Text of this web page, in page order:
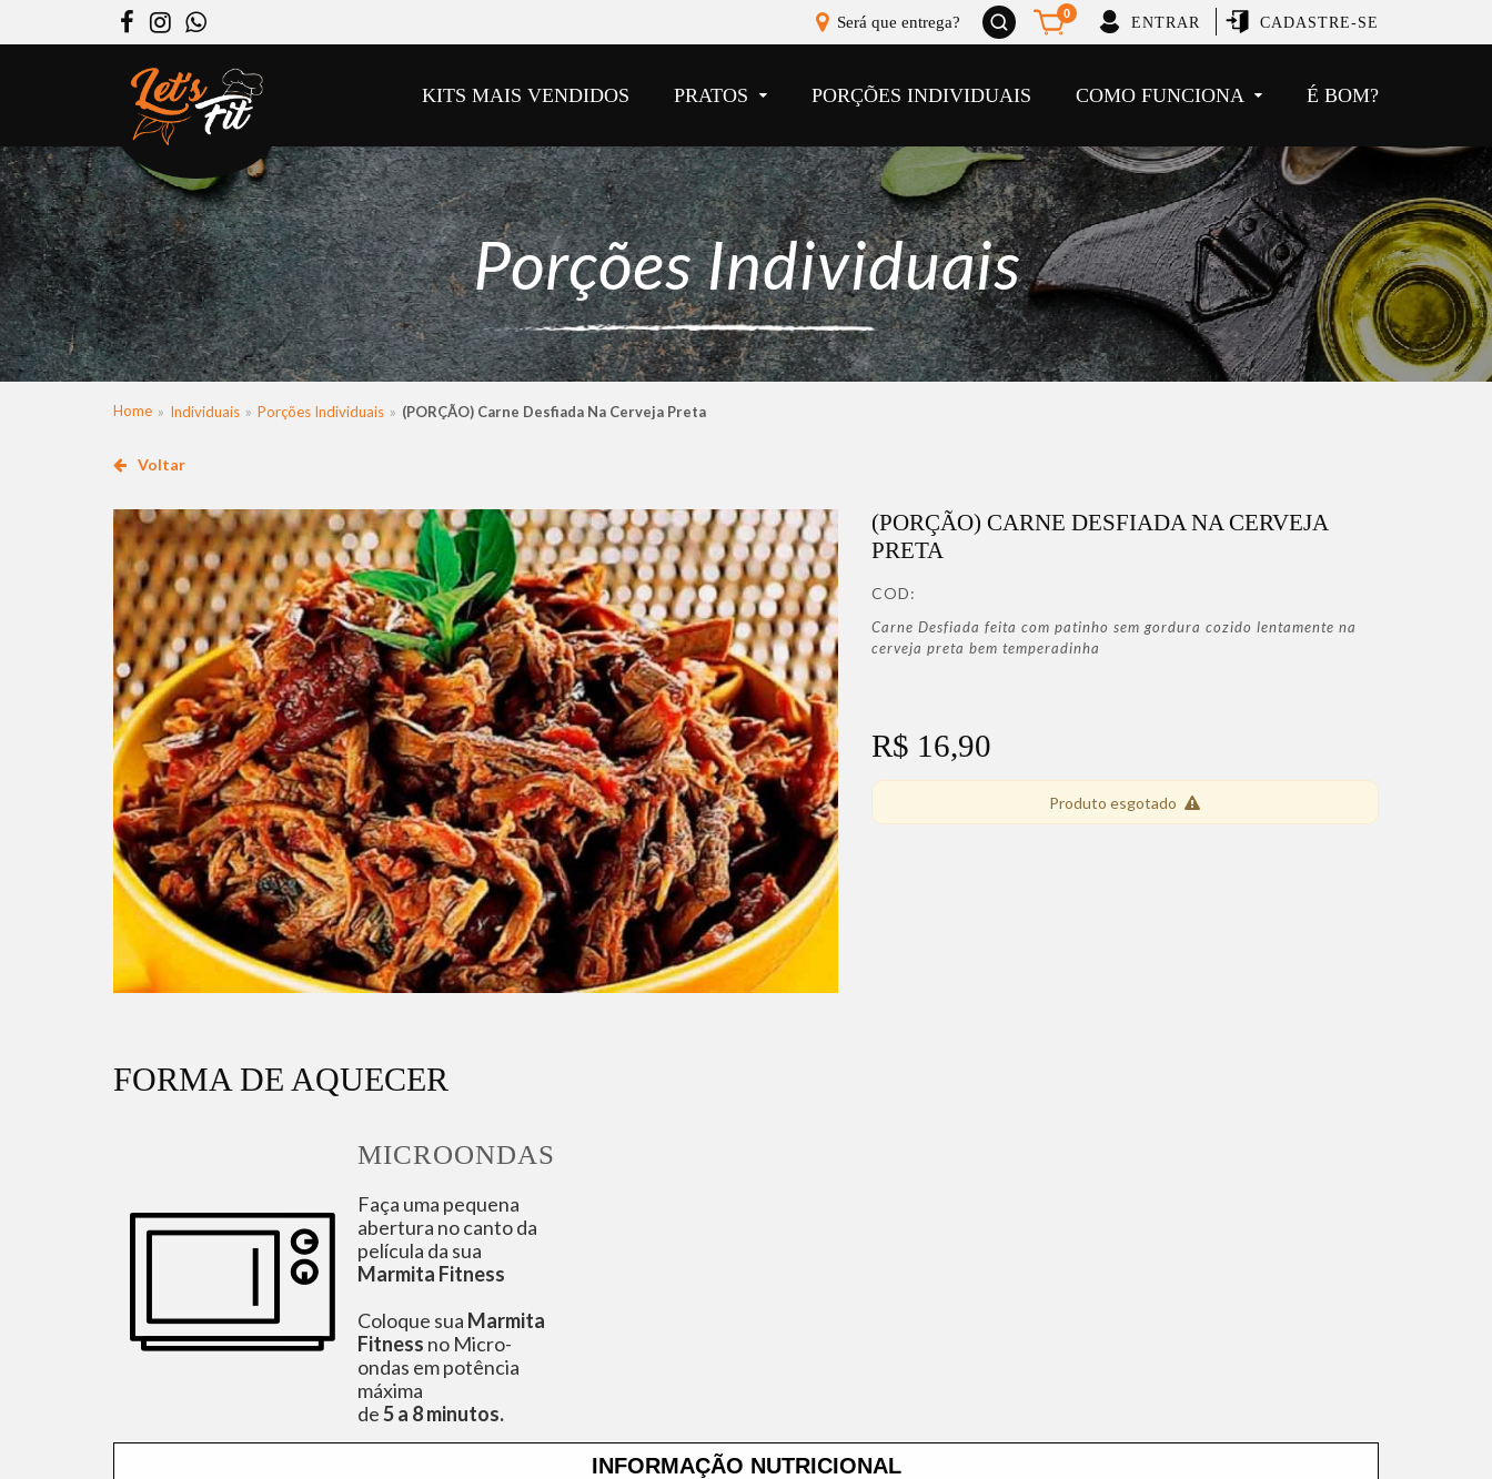
FacebookInstagramWhatsApp Será que entrega?
Abrir
busca
0
ENTRAR CADASTRE-SE
KITS MAIS VENDIDOS PRATOS PORÇÕES INDIVIDUAIS COMO FUNCIONA É BOM?
Porções Individuais
Home Individuais Porções Individuais (PORÇÃO) Carne Desfiada Na Cerveja Preta
Voltar
(PORÇÃO) CARNE DESFIADA NA CERVEJA
PRETA
COD:
Carne Desfiada feita com patinho sem gordura cozido lentamente na
cerveja preta bem temperadinha
R$ 16,90
Produto esgotado
FORMA DE AQUECER
MICROONDAS
Faça uma pequena
abertura no canto da
película da sua
Marmita Fitness
Coloque sua Marmita
Fitness no Micro-
ondas em potência
máxima
de5 a 8 minutos.
INFORMAÇÃO NUTRICIONAL